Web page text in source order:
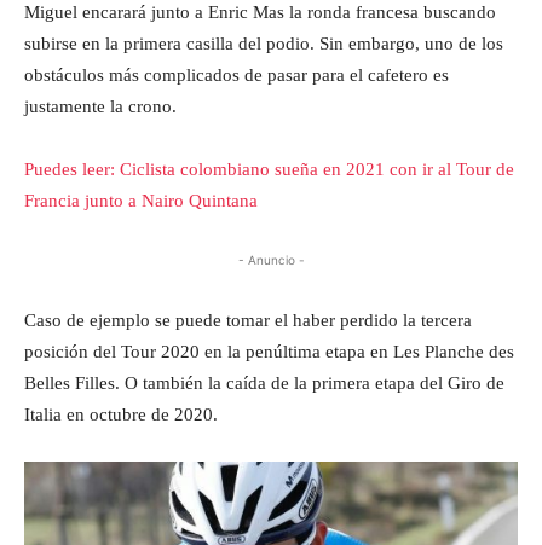
Miguel encarará junto a Enric Mas la ronda francesa buscando
subirse en la primera casilla del podio. Sin embargo, uno de los
obstáculos más complicados de pasar para el cafetero es
justamente la crono.
Puedes leer: Ciclista colombiano sueña en 2021 con ir al Tour de
Francia junto a Nairo Quintana
- Anuncio -
Caso de ejemplo se puede tomar el haber perdido la tercera
posición del Tour 2020 en la penúltima etapa en Les Planche des
Belles Filles. O también la caída de la primera etapa del Giro de
Italia en octubre de 2020.